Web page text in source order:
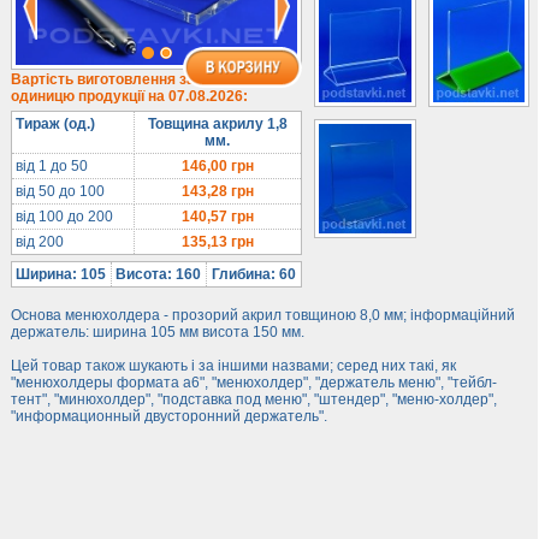
Під євробуклет
Під мобільні
Під біжутерію
Гірки та подіуми
Під косметику
Під солодке
Для хот-догів
Лототрони
Ящики з акрилу
Цінники
Засоби захисту
Інформ. стенди
Підлогові стійки
Вартість виготовлення за
одиницю продукції на 07.08.2026:
Тираж (од.)
Товщина акрилу 1,8
мм.
від 1 до 50
146,00грн
від 50 до 100
143,28грн
від 100 до 200
140,57грн
від 200
135,13грн
Ширина: 105
Висота: 160 Глибина: 60
Основа менюхолдера - прозорий акрил товщиною 8,0 мм; інформаційний
держатель: ширина 105 мм висота 150 мм.
Цей товар також шукають і за іншими назвами; серед них такі, як
"менюхолдеры формата а6", "менюхолдер", "держатель меню", "тейбл-
тент", "минюхолдер", "подставка под меню", "штендер", "меню-холдер",
"информационный двусторонний держатель".